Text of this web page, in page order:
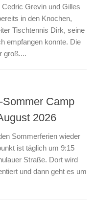
Grevin und Gilles
in den Knochen,
Tischtennis Dirk, seine
empfangen konnte. Die
groß....
Camp
2026
Sommerferien wieder
ist täglich um 9:15
Straße. Dort wird
und dann geht es um